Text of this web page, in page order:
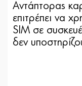
Αντάπτορας
επιτρέπει να
SIM σε
δεν